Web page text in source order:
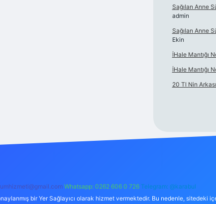
Sağılan Anne
admin
Sağılan Anne
Ekin
İHale Mantığı
İHale Mantığı
20 Tl Nin
Whatsapp: 0262 606 0 726 Telegram: @karabul
bir Yer Sağlayıcı olarak hizmet vermektedir. Bu nedenle, sitedeki